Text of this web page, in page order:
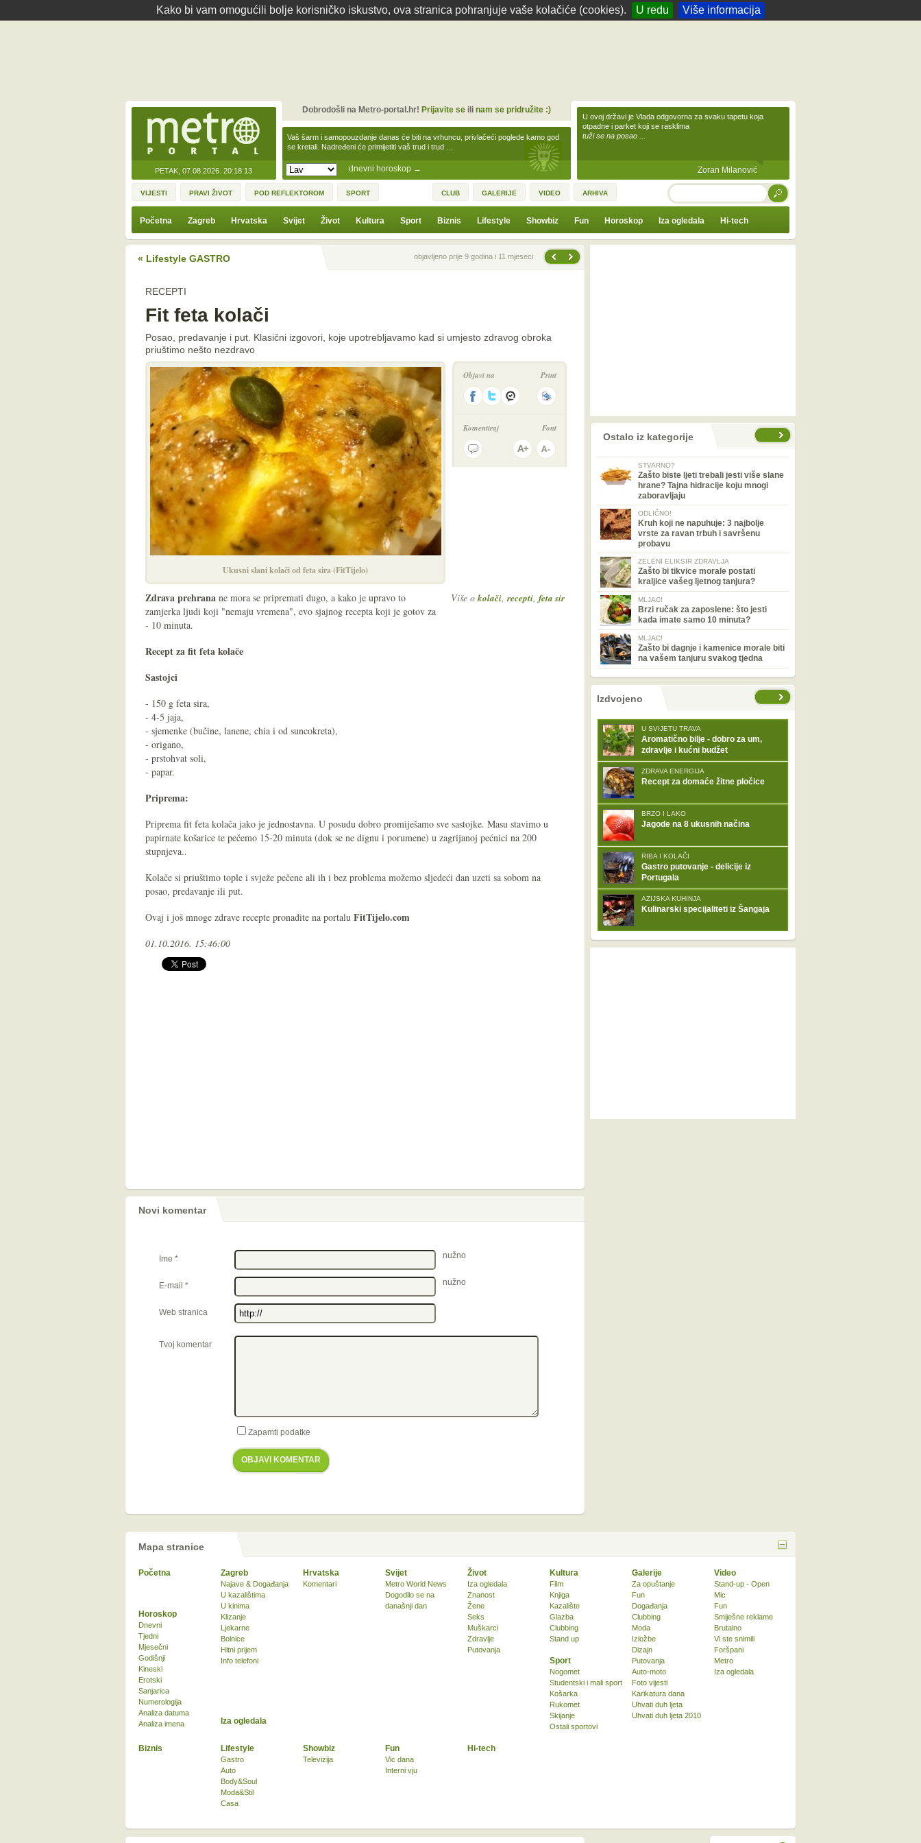
Kako bi vam omogućili bolje korisničko iskustvo, ova stranica pohranjuje vaše kolačiće (cookies). U redu Više informacija
PETAK, 07.08.2026. 20:18:13 dnevni horoskop →
Vaš šarm i samopouzdanje danas će biti na vrhuncu, privlačeći poglede kamo god
se kretali. Nadređeni će primijetiti vaš trud i trud …
Dobrodošli na Metro-portal.hr! Prijavite seili nam se pridružite :)
U ovoj državi je Vlada odgovorna za svaku tapetu koja
otpadne i parket koji se rasklima
tuži se na posao ...
Zoran Milanović
VIJESTI PRAVI ŽIVOT POD REFLEKTOROM SPORT CLUB GALERIJE VIDEO ARHIVA TRAŽI
Početna Zagreb Hrvatska Svijet Život Kultura Sport Biznis Lifestyle Showbiz Fun Horoskop Iza ogledala Hi-tech
« Lifestyle GASTRO Prethodna vijestobjavljeno prije 9 godina i 11 mjeseci
RECEPTI
Fit feta kolači
Posao, predavanje i put. Klasični izgovori, koje upotrebljavamo kad si umjesto zdravog obroka
priuštimo nešto nezdravo
Ukusni slani kolači od feta sira (FitTijelo)
Objavi na Print
Komentiraj Font
Više okolači,recepti, feta sir
Zdrava prehrana ne mora se pripremati dugo, a kako je upravo to
zamjerka ljudi koji "nemaju vremena", evo sjajnog recepta koji je gotov za
- 10 minuta.
Recept za fit feta kolače
Sastojci
- 150 g feta sira,
- 4-5 jaja,
- sjemenke (bučine, lanene, chia i od suncokreta),
- origano,
- prstohvat soli,
- papar.
Priprema:
Priprema fit feta kolača jako je jednostavna. U posudu dobro promiješamo sve sastojke. Masu stavimo u
papirnate košarice te pečemo 15-20 minuta (dok se ne dignu i porumene) u zagrijanoj pećnici na 200
stupnjeva..
Kolače si priuštimo tople i svježe pečene ali ih i bez problema možemo sljedeći dan uzeti sa sobom na
posao, predavanje ili put.
Ovaj i još mnoge zdrave recepte pronađite na portalu FitTijelo.com
01.10.2016. 15:46:00
Novi komentar
Ime * nužno
E-mail * nužno
Web stranica
Tvoj komentar
Zapamti podatke
OBJAVI KOMENTAR
prethodno Ostalo iz kategorije
STVARNO?
Zašto biste ljeti trebali jesti više slane
hrane? Tajna hidracije koju mnogi
zaboravljaju
ODLIČNO!
Kruh koji ne napuhuje: 3 najbolje
vrste za ravan trbuh i savršenu
probavu
ZELENI ELIKSIR ZDRAVLJA
Zašto bi tikvice morale postati
kraljice vašeg ljetnog tanjura?
MLJAC!
Brzi ručak za zaposlene: što jesti
kada imate samo 10 minuta?
MLJAC!
Zašto bi dagnje i kamenice morale biti
na vašem tanjuru svakog tjedna
nema prethodne stranice
sljedećeIzdvojeno
U SVIJETU TRAVA
Aromatično bilje - dobro za um,
zdravlje i kućni budžet
ZDRAVA ENERGIJA
Recept za domaće žitne pločice
BRZO I LAKO
Jagode na 8 ukusnih načina
RIBA I KOLAČI
Gastro putovanje - delicije iz
Portugala
AZIJSKA KUHINJA
Kulinarski specijaliteti iz Šangaja
Mapa stranice
Početna Zagreb
Najave & Događanja
U kazalištima
U kinima
Klizanje
Ljekarne
Bolnice
Hitni prijem
Info telefoni
Hrvatska
Komentari
Svijet
Metro World News
Dogodilo se na
današnji dan
Život
Iza ogledala
Znanost
Žene
Seks
Muškarci
Zdravlje
Putovanja
Kultura
Film
Knjiga
Kazalište
Glazba
Clubbing
Stand up
Sport
Nogomet
Studentski i mali sport
Košarka
Rukomet
Skijanje
Ostali sportovi
Biznis Lifestyle
Gastro
Auto
Body&Soul
Moda&Stil
Casa
Showbiz
Televizija
Fun
Vic dana
Interni vju
Horoskop
Dnevni
Tjedni
Mjesečni
Godišnji
Kineski
Erotski
Sanjarica
Numerologija
Analiza datuma
Analiza imena
Iza ogledala
Hi-tech
Galerije
Za opuštanje
Fun
Događanja
Clubbing
Moda
Izložbe
Dizajn
Putovanja
Auto-moto
Foto vijesti
Karikatura dana
Uhvati duh ljeta
Uhvati duh ljeta 2010
Video
Stand-up - Open
Mic
Fun
Smiješne reklame
Brutalno
Vi ste snimili
Foršpani
Metro
Iza ogledala